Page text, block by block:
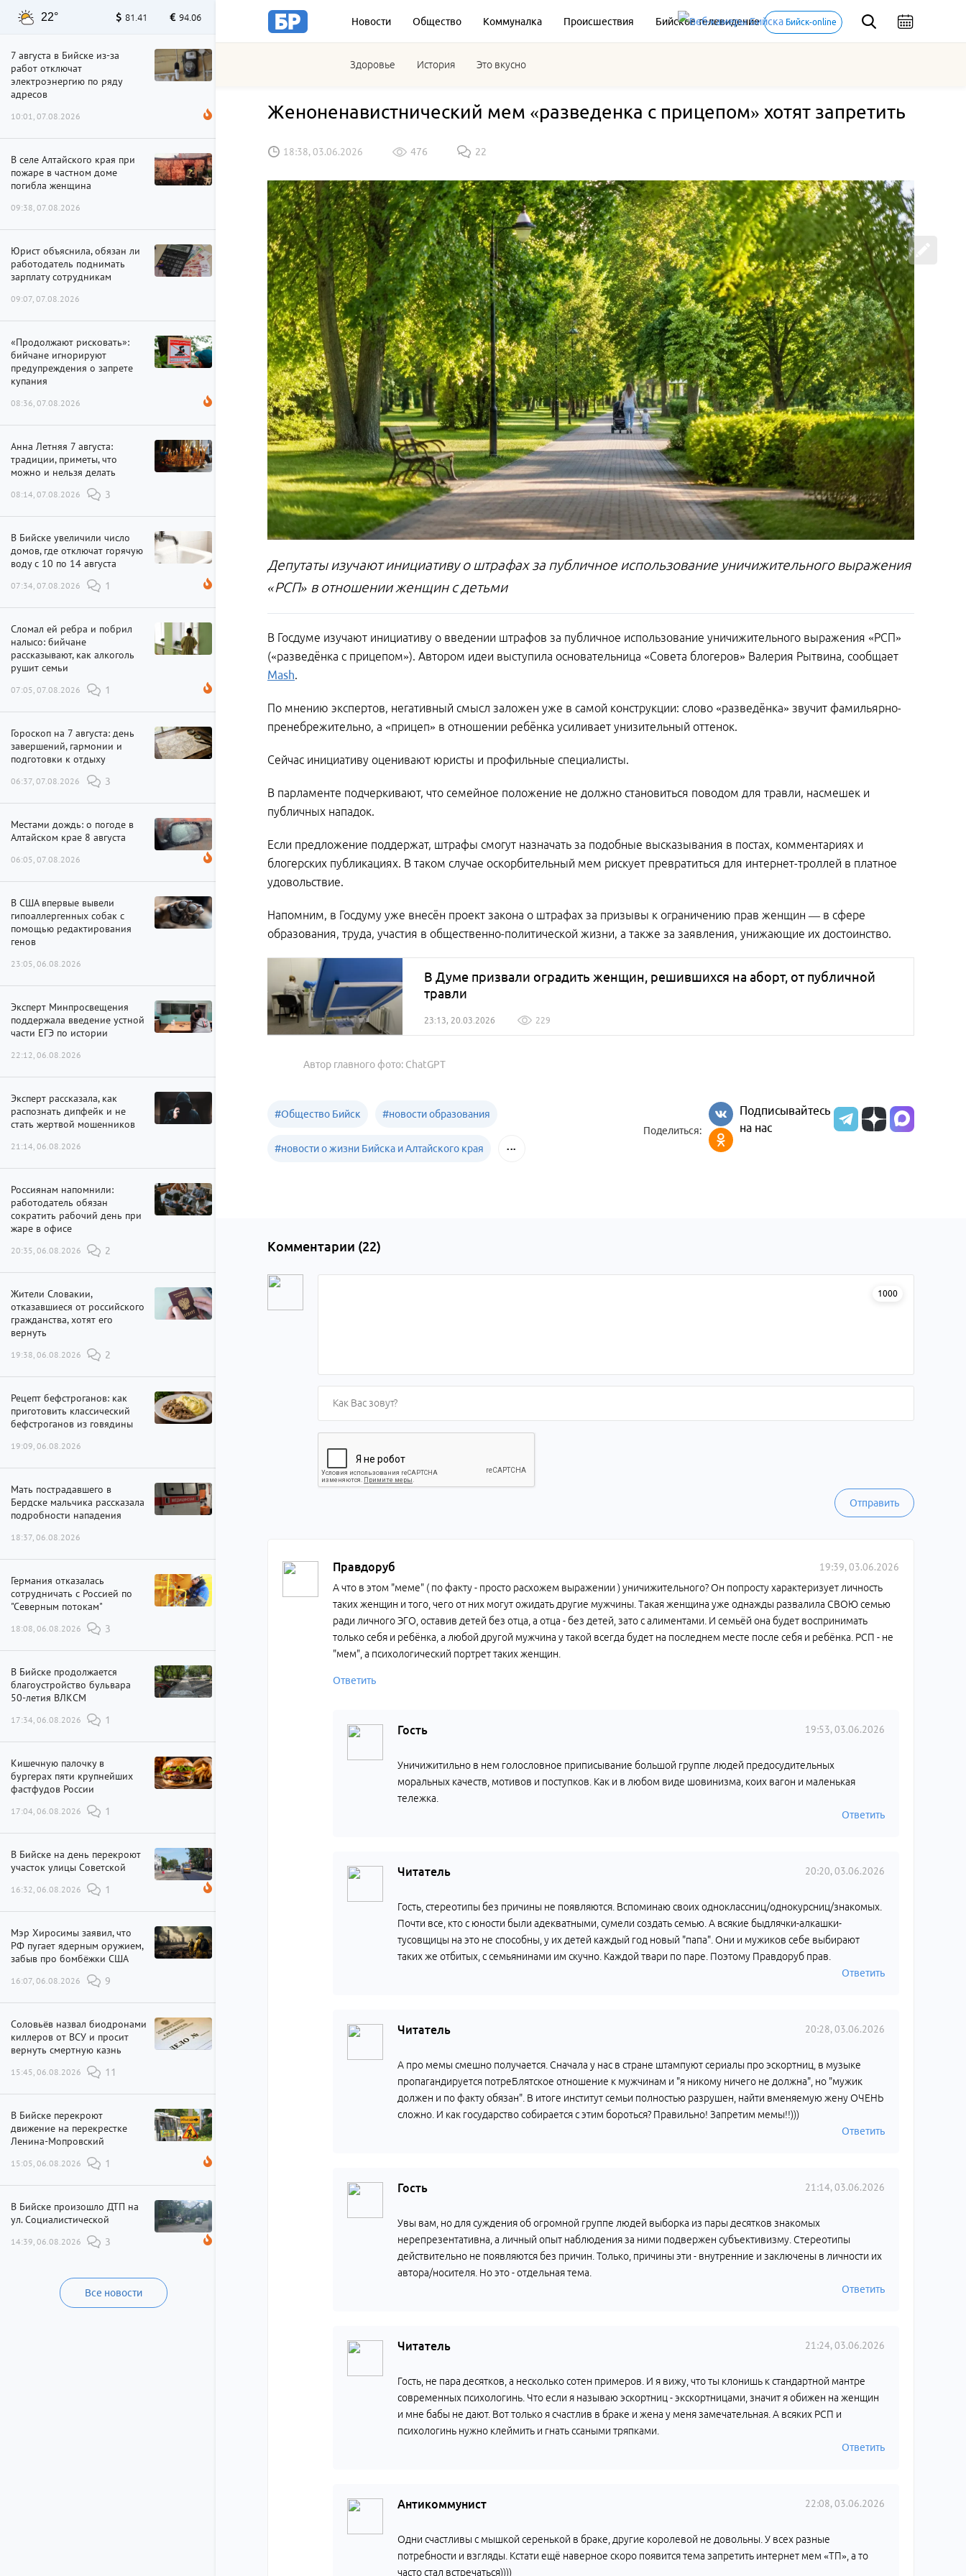
Новости Общество Коммуналка Происшествия Бийское телевидение Бийск-online
Здоровье История Это вкусно
22° 81.41 94.06
7 августа в Бийске из-за
работ отключат
электроэнергию по ряду
адресов
10:01, 07.08.2026
В селе Алтайского края при
пожаре в частном доме
погибла женщина
09:38, 07.08.2026
Юрист объяснила, обязан ли
работодатель поднимать
зарплату сотрудникам
09:07, 07.08.2026
«Продолжают рисковать»:
бийчане игнорируют
предупреждения о запрете
купания
08:36, 07.08.2026
Анна Летняя 7 августа:
традиции, приметы, что
можно и нельзя делать
08:14, 07.08.2026 3
В Бийске увеличили число
домов, где отключат горячую
воду с 10 по 14 августа
07:34, 07.08.2026 1
Сломал ей ребра и побрил
налысо: бийчане
рассказывают, как алкоголь
рушит семьи
07:05, 07.08.2026 1
Гороскоп на 7 августа: день
завершений, гармонии и
подготовки к отдыху
06:37, 07.08.2026 3
Местами дождь: о погоде в
Алтайском крае 8 августа
06:05, 07.08.2026
В США впервые вывели
гипоаллергенных собак с
помощью редактирования
генов
23:05, 06.08.2026
Эксперт Минпросвещения
поддержала введение устной
части ЕГЭ по истории
22:12, 06.08.2026
Эксперт рассказала, как
распознать дипфейк и не
стать жертвой мошенников
21:14, 06.08.2026
Россиянам напомнили:
работодатель обязан
сократить рабочий день при
жаре в офисе
20:35, 06.08.2026 2
Жители Словакии,
отказавшиеся от российского
гражданства, хотят его
вернуть
19:38, 06.08.2026 2
Рецепт бефстроганов: как
приготовить классический
бефстроганов из говядины
19:09, 06.08.2026
Мать пострадавшего в
Бердске мальчика рассказала
подробности нападения
18:37, 06.08.2026
Германия отказалась
сотрудничать с Россией по
"Северным потокам"
18:08, 06.08.2026 3
В Бийске продолжается
благоустройство бульвара
50-летия ВЛКСМ
17:34, 06.08.2026 1
Кишечную палочку в
бургерах пяти крупнейших
фастфудов России
17:04, 06.08.2026 1
В Бийске на день перекроют
участок улицы Советской
16:32, 06.08.2026 1
Мэр Хиросимы заявил, что
РФ пугает ядерным оружием,
забыв про бомбёжки США
16:07, 06.08.2026 9
Соловьёв назвал биодронами
киллеров от ВСУ и просит
вернуть смертную казнь
15:45, 06.08.2026 11
В Бийске перекроют
движение на перекрестке
Ленина-Мопровский
15:05, 06.08.2026 1
В Бийске произошло ДТП на
ул. Социалистической
14:39, 06.08.2026 3
Все новости
Женоненавистнический мем «разведенка с прицепом» хотят запретить
18:38, 03.06.2026 476 22
Депутаты изучают инициативу о штрафах за публичное использование уничижительного выражения
«РСП» в отношении женщин с детьми
В Госдуме изучают инициативу о введении штрафов за публичное использование уничижительного выражения «РСП»
(«разведёнка с прицепом»). Автором идеи выступила основательница «Совета блогеров» Валерия Рытвина, сообщает
Mash.
По мнению экспертов, негативный смысл заложен уже в самой конструкции: слово «разведёнка» звучит фамильярно-
пренебрежительно, а «прицеп» в отношении ребёнка усиливает унизительный оттенок.
Сейчас инициативу оценивают юристы и профильные специалисты.
В парламенте подчеркивают, что семейное положение не должно становиться поводом для травли, насмешек и
публичных нападок.
Если предложение поддержат, штрафы смогут назначать за подобные высказывания в постах, комментариях и
блогерских публикациях. В таком случае оскорбительный мем рискует превратиться для интернет-троллей в платное
удовольствие.
Напомним, в Госдуму уже внесён проект закона о штрафах за призывы к ограничению прав женщин — в сфере
образования, труда, участия в общественно-политической жизни, а также за заявления, унижающие их достоинство.
В Думе призвали оградить женщин, решившихся на аборт, от публичной
травли
23:13, 20.03.2026 229
Автор главного фото: ChatGPT
#Общество Бийск #новости образования
#новости о жизни Бийска и Алтайского края
Поделиться:
Подписывайтесь
на нас
Комментарии (22)
1000
Отправить
Правдоруб 19:39, 03.06.2026
А что в этом "меме" ( по факту - просто расхожем выражении ) уничижительного? Он попросту характеризует личность
таких женщин и того, чего от них могут ожидать другие мужчины. Такая женщина уже однажды развалила СВОЮ семью
ради личного ЭГО, оставив детей без отца, а отца - без детей, зато с алиментами. И семьёй она будет воспринимать
только себя и ребёнка, а любой другой мужчина у такой всегда будет на последнем месте после себя и ребёнка. РСП - не
"мем", а психологический портрет таких женщин.
Ответить
Гость 19:53, 03.06.2026
Уничижитильно в нем голословное приписывание большой группе людей предосудительных
моральных качеств, мотивов и поступков. Как и в любом виде шовинизма, коих вагон и маленькая
тележка.
Ответить
Читатель 20:20, 03.06.2026
Гость, стереотипы без причины не появляются. Вспоминаю своих одноклассниц/однокурсниц/знакомых.
Почти все, кто с юности были адекватными, сумели создать семью. А всякие быдлячки-алкашки-
тусовщицы на это не способны, у их детей каждый год новый "папа". Они и мужиков себе выбирают
таких же отбитых, с семьянинами им скучно. Каждой твари по паре. Поэтому Правдоруб прав.
Ответить
Читатель 20:28, 03.06.2026
А про мемы смешно получается. Сначала у нас в стране штампуют сериалы про эскортниц, в музыке
пропагандируется потреБлятское отношение к мужчинам и "я никому ничего не должна", но "мужик
должен и по факту обязан". В итоге институт семьи полностью разрушен, найти вменяемую жену ОЧЕНЬ
сложно. И как государство собирается с этим бороться? Правильно! Запретим мемы!!)))
Ответить
Гость 21:14, 03.06.2026
Увы вам, но для суждения об огромной группе людей выборка из пары десятков знакомых
нерепрезентативна, а личный опыт наблюдения за ними подвержен субъективизму. Стереотипы
действительно не появляются без причин. Только, причины эти - внутренние и заключены в личности их
автора/носителя. Но это - отдельная тема.
Ответить
Читатель 21:24, 03.06.2026
Гость, не пара десятков, а несколько сотен примеров. И я вижу, что ты клонишь к стандартной мантре
современных психологинь. Что если я называю эскортниц - экскортницами, значит я обижен на женщин
и мне бабы не дают. Вот только я счастлив в браке и жена у меня замечательная. А всяких РСП и
психологинь нужно клеймить и гнать ссаными тряпками.
Ответить
Антикоммунист 22:08, 03.06.2026
Одни счастливы с мышкой серенькой в браке, другие королевой не довольны. У всех разные
потребности и взгляды. Кстати ещё наверное скоро появится тема запретить интернет мем «ТП», а то
часто стал встречаться))))